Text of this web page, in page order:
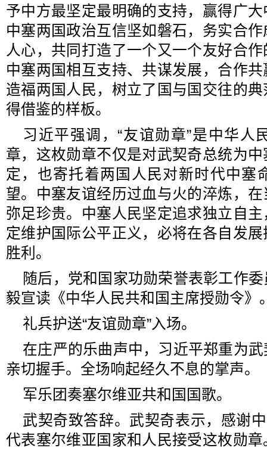
予中方最坚定最明确的支持，赢得广
中塞两国政治互信坚如磐石，务实合
人心，共同打造了一个又一个友好合
中塞两国相互支持、共谋发展，合作
造福两国人民，树立了国与国交往的
得借鉴的样板。
习近平强调，“友谊勋章”是中华人
章，这枚勋章不仅是对武契奇总统为
定，也寄托着两国人民对新时代中塞
望。中塞友谊经历过血与火的淬炼，
弥足珍贵。中塞人民坚定追求独立自
定维护国际公平正义，必将在各自发
胜利。
随后，党和国家功勋荣誉表彰工作
毅宣读《中华人民共和国主席授勋令》
礼兵护送“友谊勋章”入场。
在庄严的乐曲声中，习近平郑重为
亲切握手。全场响起经久不息的掌声。
军乐团奏塞尔维亚共和国国歌。
武契奇致答辞。武契奇表示，感谢
代表塞尔维亚国家和人民接受这枚勋